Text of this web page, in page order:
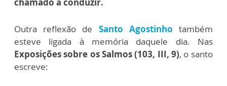
Outra reflexão de Santo Agostinho também
esteve ligada à memória daquele dia. Nas
Exposições sobre os Salmos (103, III, 9), o santo
escreve: